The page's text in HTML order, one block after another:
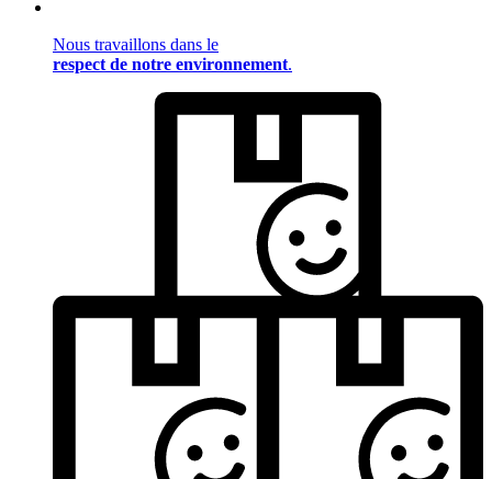
Nous travaillons dans le
respect de notre environnement.